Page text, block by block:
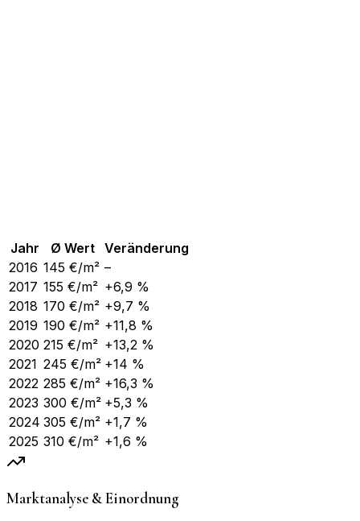
Jahr Ø Wert
Veränderung
2016 145 €/m² –
2017 155 €/m² +6,9 %
2018 170 €/m² +9,7 %
2019 190 €/m² +11,8 %
2020 215 €/m² +13,2 %
2021 245 €/m² +14 %
2022 285 €/m² +16,3 %
2023 300 €/m² +5,3 %
2024 305 €/m² +1,7 %
2025 310 €/m² +1,6 %
Marktanalyse & Einordnung